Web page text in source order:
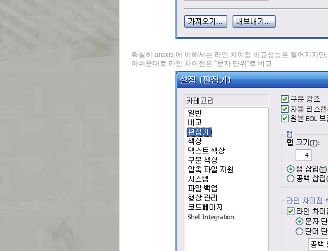
확실히 araxis 에 비해서는 라인 차이점 비교성능은 떨어지지만,
아쉬운대로 라인 차이점은 "문자 단위"로 비교